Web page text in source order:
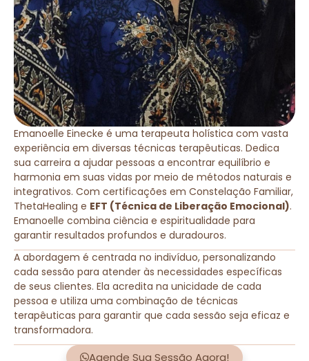
Emanoelle Einecke é uma terapeuta holística com vasta
experiência em diversas técnicas terapêuticas. Dedica
sua carreira a ajudar pessoas a encontrar equilíbrio e
harmonia em suas vidas por meio de métodos naturais e
integrativos. Com certificações em Constelação Familiar,
ThetaHealing e EFT (Técnica de Liberação Emocional).
Emanoelle combina ciência e espiritualidade para
garantir resultados profundos e duradouros.
A abordagem é centrada no indivíduo, personalizando
cada sessão para atender às necessidades específicas
de seus clientes. Ela acredita na unicidade de cada
pessoa e utiliza uma combinação de técnicas
terapêuticas para garantir que cada sessão seja eficaz e
transformadora.
Agende Sua Sessão Agora!